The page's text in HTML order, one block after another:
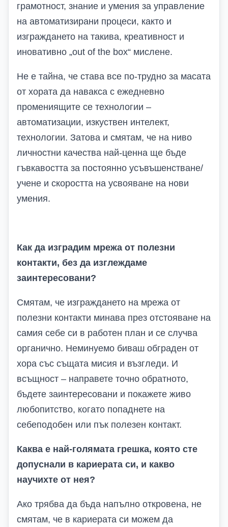
грамотност, знание и умения за управление
на автоматизирани процеси, както и
изграждането на такива, креативност и
иновативно „out of the box“ мислене.
Не е тайна, че става все по-трудно за масата
от хората да навакса с ежедневно
промениящите се технологии –
автоматизации, изкуствен интелект,
технологии. Затова и смятам, че на ниво
личностни качества най-ценна ще бъде
гъвкавостта за постоянно усъвъшенстване/
учене и скоростта на усвояване на нови
умения.
Как да изградим мрежа от полезни
контакти, без да изглеждаме
заинтересовани?
Смятам, че изграждането на мрежа от
полезни контакти минава през отстояване на
самия себе си в работен план и се случва
органично. Неминуемо биваш обграден от
хора със същата мисия и възгледи. И
всъщност – направете точно обратното,
бъдете заинтересовани и покажете живо
любопитство, когато попаднете на
себеподобен или пък полезен контакт.
Каква е най-голямата грешка, която сте
допуснали в кариерата си, и какво
научихте от нея?
Ако трябва да бъда напълно откровена, не
смятам, че в кариерата си можем да